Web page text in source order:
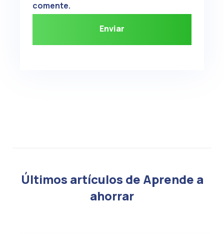
comente.
Últimos artículos de Aprende a
ahorrar